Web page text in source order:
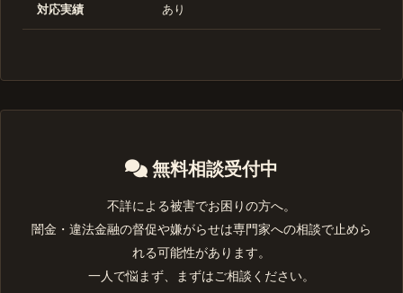
対応実績 あり
無料相談受付中
不詳による被害でお困りの方へ。
闇金・違法金融の督促や嫌がらせは専門家への相談で止めら
れる可能性があります。
一人で悩まず、まずはご相談ください。